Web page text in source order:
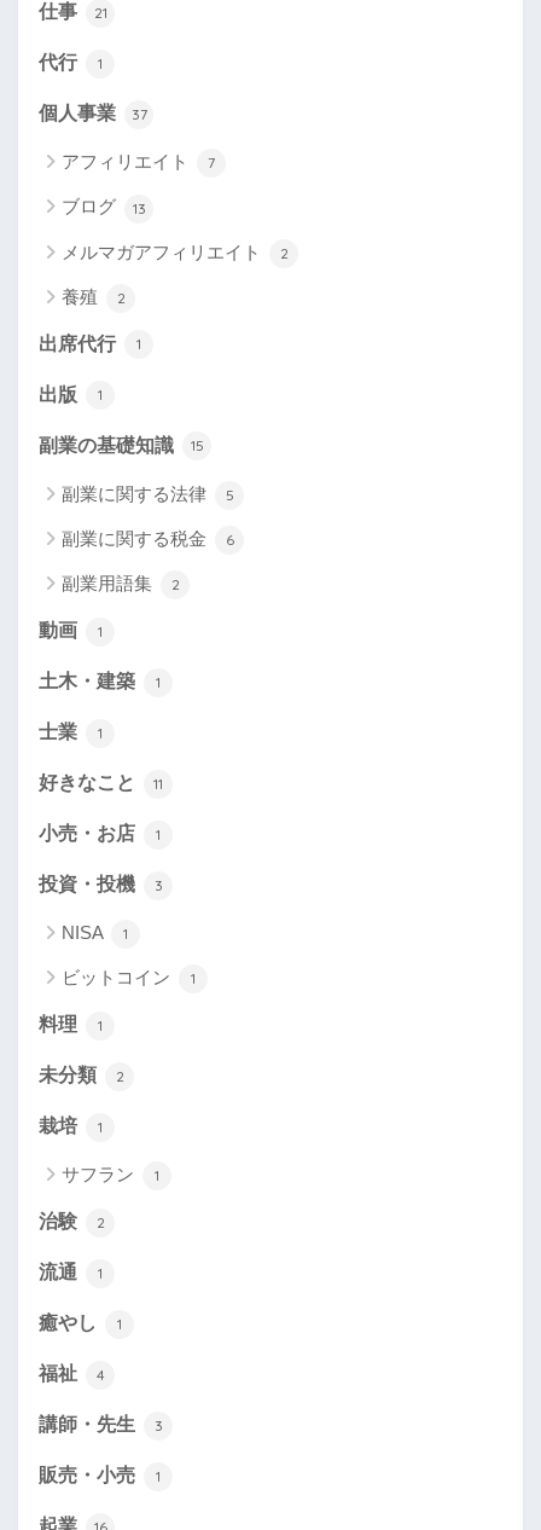
仕事 21
代行 1
個人事業 37
アフィリエイト 7
ブログ 13
メルマガアフィリエイト 2
養殖 2
出席代行 1
出版 1
副業の基礎知識 15
副業に関する法律 5
副業に関する税金 6
副業用語集 2
動画 1
土木・建築 1
士業 1
好きなこと 11
小売・お店 1
投資・投機 3
NISA 1
ビットコイン 1
料理 1
未分類 2
栽培 1
サフラン 1
治験 2
流通 1
癒やし 1
福祉 4
講師・先生 3
販売・小売 1
起業